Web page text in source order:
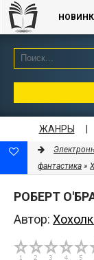
ЖАНРЫ
фантастика »
РОБЕРТ
Автор: